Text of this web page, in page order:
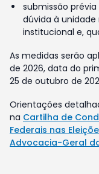
submissão
dúvida à
institucional e,
As medidas serão
de 2026, data do
25 de outubro de
Orientações
na Cartilha de
Federais nas
Advocacia-Geral